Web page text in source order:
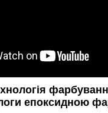
епоксидною